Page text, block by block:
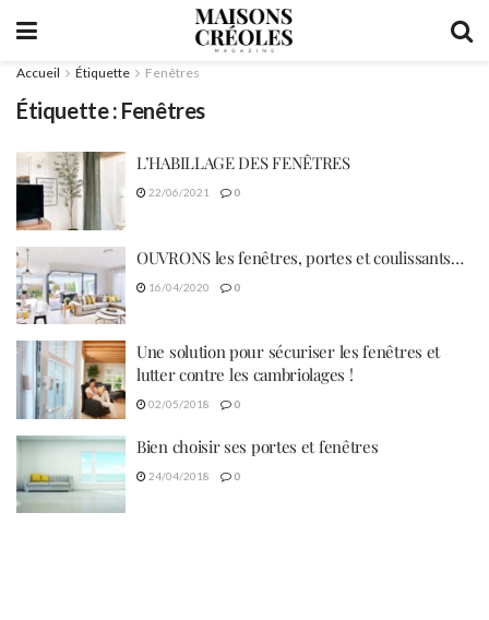
Accueil Étiquette Fenêtres
Étiquette : Fenêtres
L’HABILLAGE DES FENÊTRES
22/06/2021 0
OUVRONS les fenêtres, portes et coulissants…
16/04/2020 0
Une solution pour sécuriser les fenêtres et
lutter contre les cambriolages !
02/05/2018 0
Bien choisir ses portes et fenêtres
24/04/2018 0